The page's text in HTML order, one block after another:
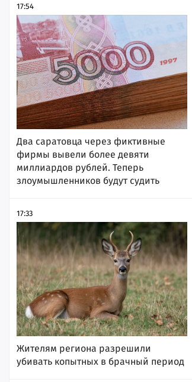
17:54
Два саратовца через фиктивные
фирмы вывели более девяти
миллиардов рублей. Теперь
злоумышленников будут судить
17:33
Жителям региона разрешили
убивать копытных в брачный период